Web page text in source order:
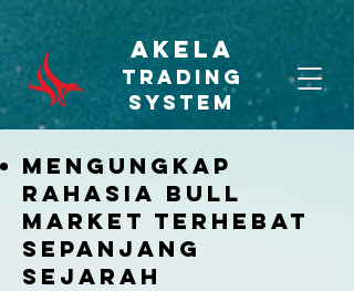
AKELA
TRADING
SYSTEM
Mengungkap
Rahasia Bull
Market Terhebat
Sepanjang
Sejarah